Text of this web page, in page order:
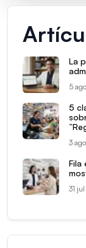
La
5
5
3
Fila
31